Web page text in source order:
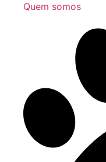
Quem somos